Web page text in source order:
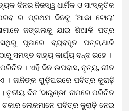
ଦିନର ନିଜସ୍ୱ ଧାର୍ମିକ ଓ ସାଂସ୍କୃତିକ
ର ପ୍ରଥମ ଦିନକୁ ‘ଆକା ଟୋଲା’
ଜଙ୍ଗଲକୁ ଯାଇ ଶିଆଳି ପତ୍ର
ପୂଜାରେ ବ୍ୟବହୃତ ପତ୍ର,ଥାଳି
ସମସ୍ତ ବାହ୍ୟ କାର୍ଯ୍ୟ ବନ୍ଦ ରହେ ।
ପରିଚିତ । ଏହି ଦିନ ଉପବାସ, ନୃତ୍ୟ, ଗୀତ
। ଜାନିଙ୍କ ଗୁଡ଼ିଘରରେ ପବିତ୍ର କୁରାଢ଼ି
ତୃତୀୟ ଦିନ ‘ଦାରୁଣ୍ଡା’ ନାମରେ ପରିଚିତ
ଚକାର ଲୋକମାନେ ପବିତ୍ର କୁରାଢ଼ି ନେଇ